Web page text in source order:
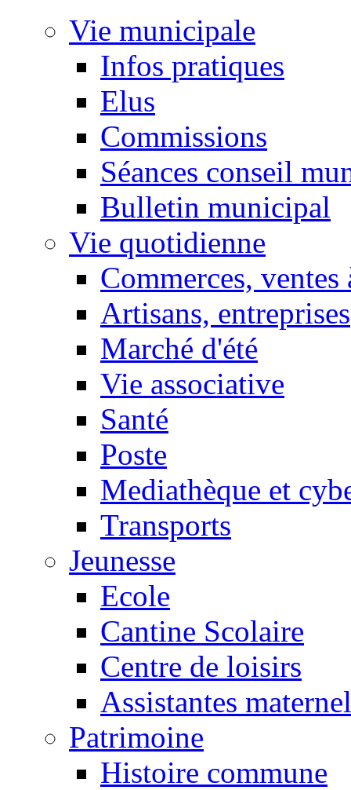
Vie municipale
Infos pratiques
Elus
Commissions
Séances conseil
Bulletin municipal
Vie quotidienne
Commerces, ventes
Artisans, entreprises
Marché d'été
Vie associative
Santé
Poste
Mediathèque et
Transports
Jeunesse
Ecole
Cantine Scolaire
Centre de loisirs
Assistantes
Patrimoine
Histoire commune